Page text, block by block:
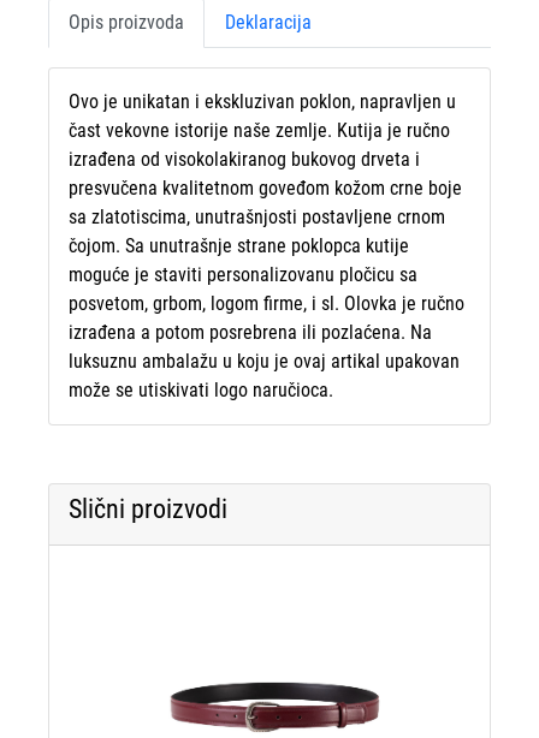
Opis proizvoda Deklaracija
Ovo je unikatan i ekskluzivan poklon, napravljen u
čast vekovne istorije naše zemlje. Kutija je ručno
izrađena od visokolakiranog bukovog drveta i
presvučena kvalitetnom goveđom kožom crne boje
sa zlatotiscima, unutrašnjosti postavljene crnom
čojom. Sa unutrašnje strane poklopca kutije
moguće je staviti personalizovanu pločicu sa
posvetom, grbom, logom firme, i sl. Olovka je ručno
izrađena a potom posrebrena ili pozlaćena. Na
luksuznu ambalažu u koju je ovaj artikal upakovan
može se utiskivati logo naručioca.
Slični proizvodi